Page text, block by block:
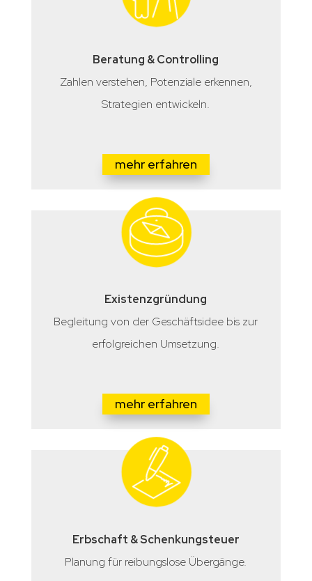
Beratung & Controlling
Zahlen verstehen, Potenziale erkennen,
Strategien entwickeln.
mehr erfahren
Existenzgründung
Begleitung von der Geschäftsidee bis zur
erfolgreichen Umsetzung.
mehr erfahren
Erbschaft & Schenkungsteuer
Planung für reibungslose Übergänge.